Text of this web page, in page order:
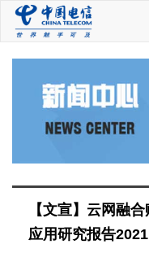
【文宣】云网融
应用研究报告